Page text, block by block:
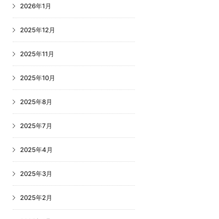
2026年1月
2025年12月
2025年11月
2025年10月
2025年8月
2025年7月
2025年4月
2025年3月
2025年2月